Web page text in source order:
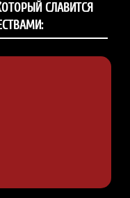
СЛАВИТСЯ